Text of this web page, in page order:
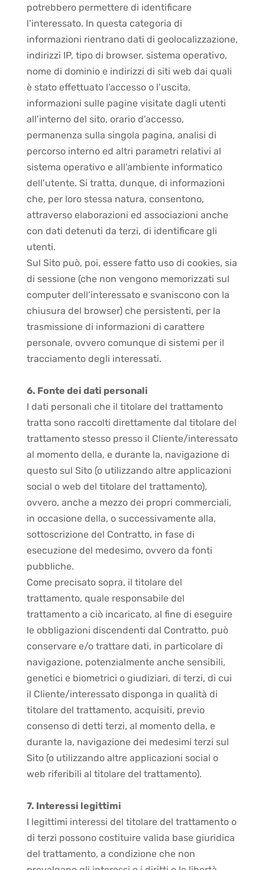
potrebbero permettere di identificare
l’interessato. In questa categoria di
informazioni rientrano dati di geolocalizzazione,
indirizzi IP, tipo di browser, sistema operativo,
nome di dominio e indirizzi di siti web dai quali
è stato effettuato l’accesso o l’uscita,
informazioni sulle pagine visitate dagli utenti
all’interno del sito, orario d’accesso,
permanenza sulla singola pagina, analisi di
percorso interno ed altri parametri relativi al
sistema operativo e all’ambiente informatico
dell’utente. Si tratta, dunque, di informazioni
che, per loro stessa natura, consentono,
attraverso elaborazioni ed associazioni anche
con dati detenuti da terzi, di identificare gli
utenti.
Sul Sito può, poi, essere fatto uso di cookies, sia
di sessione (che non vengono memorizzati sul
computer dell’interessato e svaniscono con la
chiusura del browser) che persistenti, per la
trasmissione di informazioni di carattere
personale, ovvero comunque di sistemi per il
tracciamento degli interessati.
6. Fonte dei dati personali
I dati personali che il titolare del trattamento
tratta sono raccolti direttamente dal titolare del
trattamento stesso presso il Cliente/interessato
al momento della, e durante la, navigazione di
questo sul Sito (o utilizzando altre applicazioni
social o web del titolare del trattamento),
ovvero, anche a mezzo dei propri commerciali,
in occasione della, o successivamente alla,
sottoscrizione del Contratto, in fase di
esecuzione del medesimo, ovvero da fonti
pubbliche.
Come precisato sopra, il titolare del
trattamento, quale responsabile del
trattamento a ciò incaricato, al fine di eseguire
le obbligazioni discendenti dal Contratto, può
conservare e/o trattare dati, in particolare di
navigazione, potenzialmente anche sensibili,
genetici e biometrici o giudiziari, di terzi, di cui
il Cliente/interessato disponga in qualità di
titolare del trattamento, acquisiti, previo
consenso di detti terzi, al momento della, e
durante la, navigazione dei medesimi terzi sul
Sito (o utilizzando altre applicazioni social o
web riferibili al titolare del trattamento).
7. Interessi legittimi
I legittimi interessi del titolare del trattamento o
di terzi possono costituire valida base giuridica
del trattamento, a condizione che non